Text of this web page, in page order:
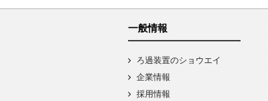
一般情報
ろ過装置のショウエイ
企業情報
採用情報